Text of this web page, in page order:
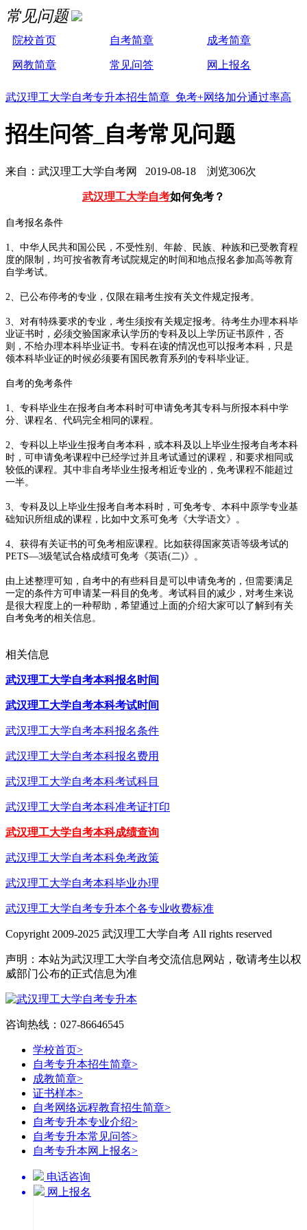
常见问题
院校首页 自考简章 成考简章
网教简章 常见问答 网上报名
武汉理工大学自考专升本招生简章 免考+网络加分通过率高
招生问答_自考常见问题
来自：武汉理工大学自考网 2019-08-18 浏览306次
武汉理工大学自考如何免考？
自考报名条件
1、中华人民共和国公民，不受性别、年龄、民族、种族和已受教育程
度的限制，均可按省教育考试院规定的时间和地点报名参加高等教育
自学考试。
2、已公布停考的专业，仅限在籍考生按有关文件规定报考。
3、对有特殊要求的专业，考生须按有关规定报考。待考生办理本科毕
业证书时，必须交验国家承认学历的专科及以上学历证书原件，否
则，不给办理本科毕业证书。专科在读的情况也可以报考本科，只是
领本科毕业证的时候必须要有国民教育系列的专科毕业证。
自考的免考条件
1、专科毕业生在报考自考本科时可申请免考其专科与所报本科中学
分、课程名、代码完全相同的课程。
2、专科以上毕业生报考自考本科，或本科及以上毕业生报考自考本科
时，可申请免考课程中已经学过并且考试通过的课程，和要求相同或
较低的课程。其中非自考毕业生报考相近专业的，免考课程不能超过
一半。
3、专科及以上毕业生报考自考本科时，可免考专、本科中原学专业基
础知识所组成的课程，比如中文系可免考《大学语文》。
4、获得有关证书的可免考相应课程。比如获得国家英语等级考试的
PETS—3级笔试合格成绩可免考《英语(二)》。
由上述整理可知，自考中的有些科目是可以申请免考的，但需要满足
一定的条件方可申请某一科目的免考。考试科目的减少，对考生来说
是很大程度上的一种帮助，希望通过上面的介绍大家可以了解到有关
自考免考的相关信息。
相关信息
武汉理工大学自考本科报名时间
武汉理工大学自考本科考试时间
武汉理工大学自考本科报名条件
武汉理工大学自考本科报名费用
武汉理工大学自考本科考试科目
武汉理工大学自考本科准考证打印
武汉理工大学自考本科成绩查询
武汉理工大学自考本科免考政策
武汉理工大学自考本科毕业办理
武汉理工大学自考专升本个各专业收费标准
Copyright 2009-2025 武汉理工大学自考 All rights reserved
声明：本站为武汉理工大学自考交流信息网站，敬请考生以权
威部门公布的正式信息为准
咨询热线：027-86646545
学校首页>
自考专升本招生简章>
成教简章>
证书样本>
自考网络远程教育招生简章>
自考专升本专业介绍>
自考专升本常见问答>
自考专升本网上报名>
电话咨询
网上报名